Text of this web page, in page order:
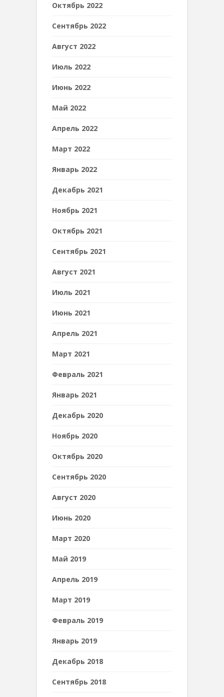
Октябрь 2022
Сентябрь 2022
Август 2022
Июль 2022
Июнь 2022
Май 2022
Апрель 2022
Март 2022
Январь 2022
Декабрь 2021
Ноябрь 2021
Октябрь 2021
Сентябрь 2021
Август 2021
Июль 2021
Июнь 2021
Апрель 2021
Март 2021
Февраль 2021
Январь 2021
Декабрь 2020
Ноябрь 2020
Октябрь 2020
Сентябрь 2020
Август 2020
Июнь 2020
Март 2020
Май 2019
Апрель 2019
Март 2019
Февраль 2019
Январь 2019
Декабрь 2018
Сентябрь 2018